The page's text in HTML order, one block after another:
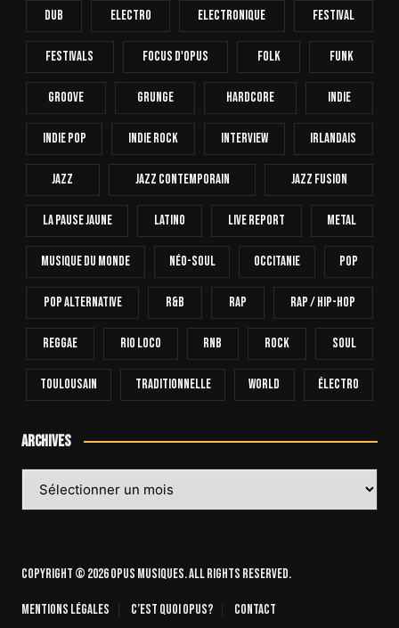
Dub Electro Electronique FESTIVAL
Festivals Focus D'Opus Folk Funk
Groove Grunge Hardcore INDIE
Indie Pop Indie Rock Interview Irlandais
Jazz Jazz Contemporain Jazz Fusion
La Pause Jaune Latino Live Report Metal
Musique Du Monde Néo-Soul Occitanie Pop
Pop Alternative R&B Rap Rap / Hip-Hop
Reggae Rio Loco RnB Rock Soul
Toulousain Traditionnelle World Électro
Archives
Copyright © 2026 OPUS Musiques. All rights reserved.
Mentions légales C’est quoi Opus? Contact